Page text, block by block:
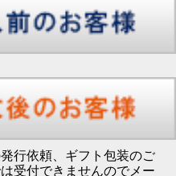
行依頼、ギフト包装のご
受付できませんのでメー